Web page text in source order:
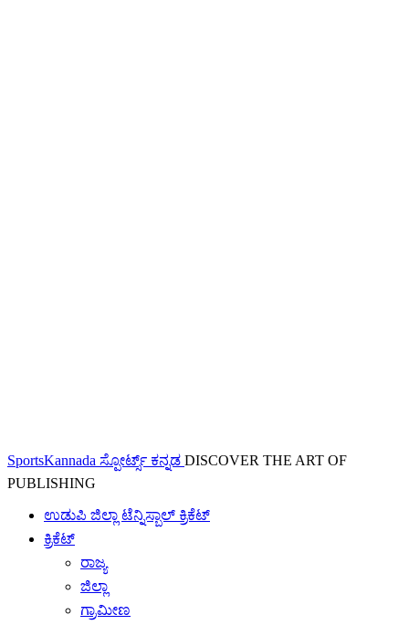
SportsKannada ಸ್ಪೋರ್ಟ್ಸ್ ಕನ್ನಡ DISCOVER THE ART OF
PUBLISHING
ಉಡುಪಿ ಜಿಲ್ಲಾ ಟೆನ್ನಿಸ್ಬಾಲ್ ಕ್ರಿಕೆಟ್
ಕ್ರಿಕೆಟ್
ರಾಜ್ಯ
ಜಿಲ್ಲಾ
ಗ್ರಾಮೀಣ